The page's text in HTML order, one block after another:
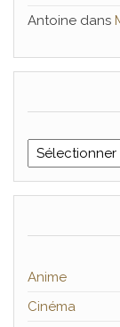
Antoine dans
Archives
Anime
Cinéma